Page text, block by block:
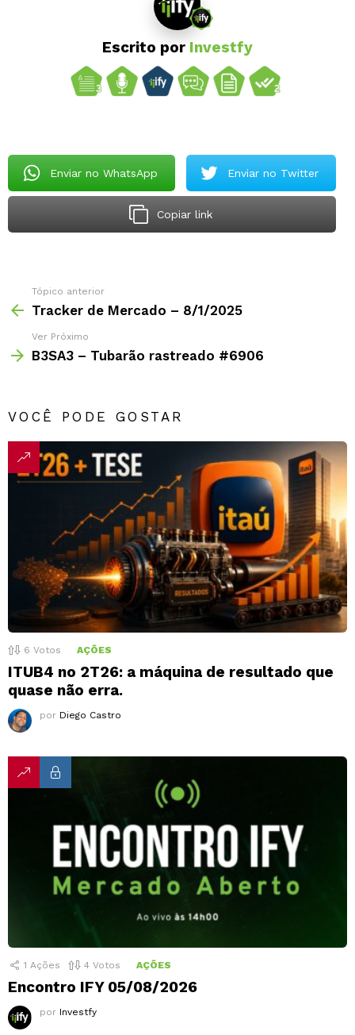
Escrito por Investfy
Enviar no WhatsApp Enviar no Twitter
Copiar link
Tópico anterior
Tracker de Mercado – 8/1/2025
Ver Próximo
B3SA3 – Tubarão rastreado #6906
VOCÊ PODE GOSTAR
6 Votos AÇÕES
ITUB4 no 2T26: a máquina de resultado que
quase não erra.
por Diego Castro
1 Ações 4 Votos AÇÕES
Encontro IFY 05/08/2026
por Investfy